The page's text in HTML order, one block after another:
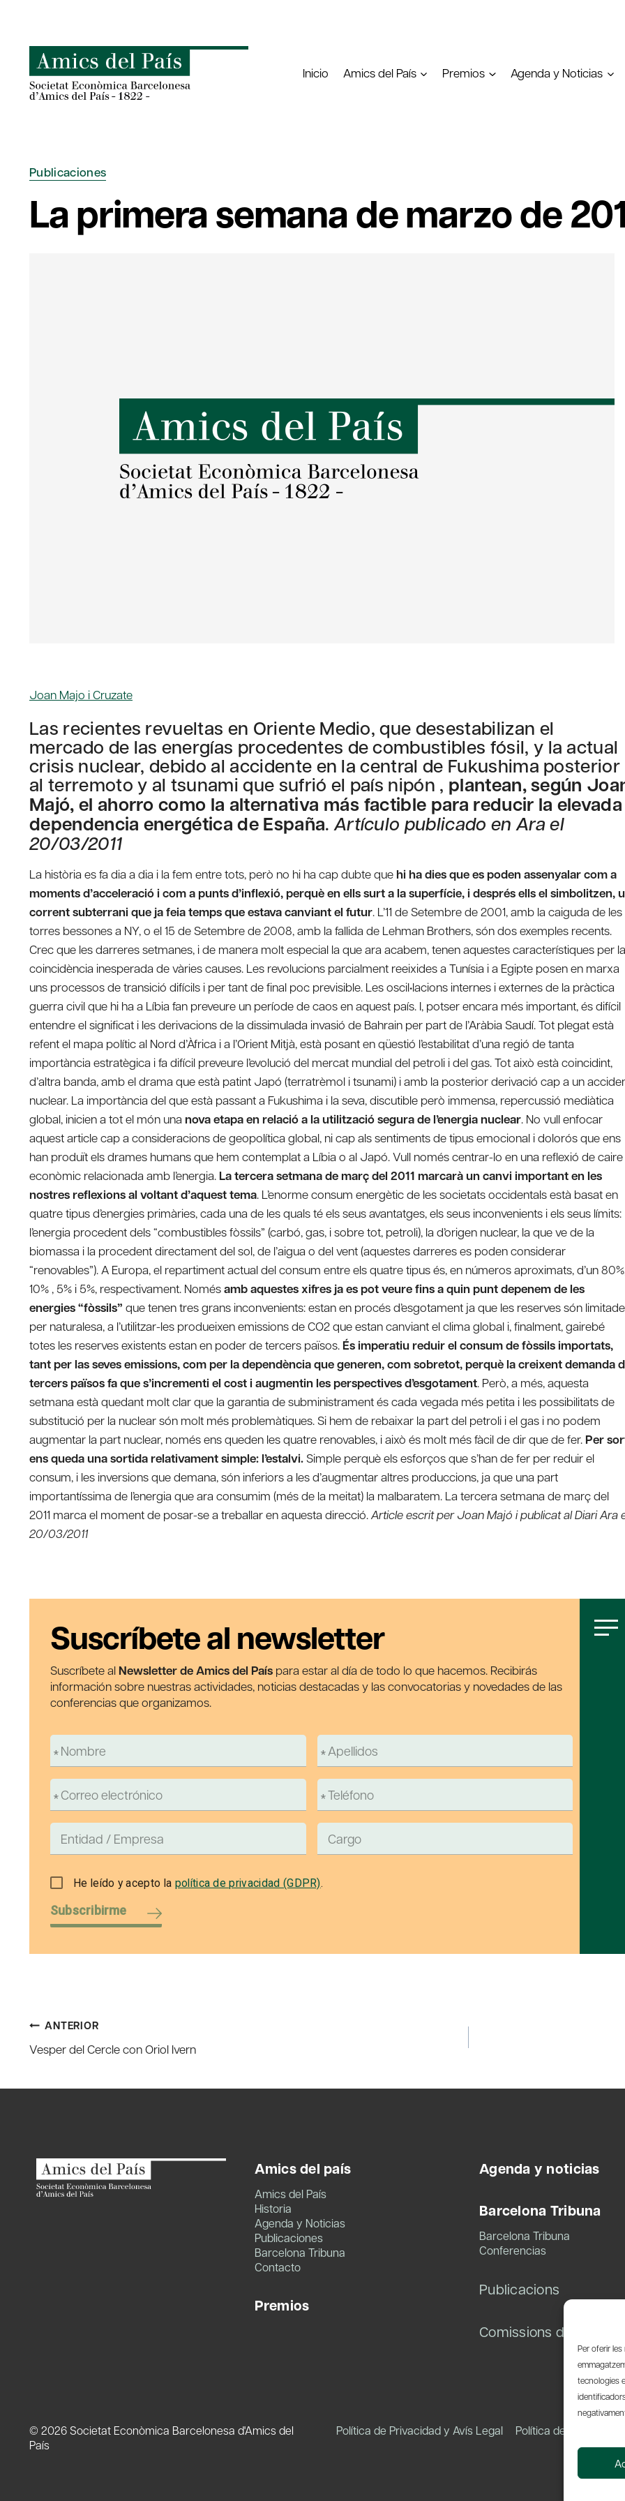
Per oferir
tecnologies
contenido
Inicio
Amics del País Premios Agenda y Noticias
Publicaciones
La primera semana de marzo de
Joan Majo i Cruzate
Las recientes revueltas en Oriente Medio, que desestabilizan el
mercado de las energías procedentes de combustibles fósil, y la actual
crisis nuclear, debido al accidente en la central de Fukushima posterior
al terremoto y al tsunami que sufrió el país nipón , plantean, según
Majó, el ahorro como la alternativa más factible para reducir la elevada
dependencia energética de España.Artículo publicado en Ara el
20/03/2011
La història es fa dia a dia i la fem entre tots, però no hi ha cap dubte que hi ha dies que es poden assenyalar com a
moments d’acceleració i com a punts d’inflexió, perquè en ells surt a la superfície, i després ells el simbolitzen,
corrent subterrani que ja feia temps que estava canviant el futur. L’11 de Setembre de 2001, amb la caiguda de les
torres bessones a NY, o el 15 de Setembre de 2008, amb la fallida de Lehman Brothers, són dos exemples recents.
Crec que les darreres setmanes, i de manera molt especial la que ara acabem, tenen aquestes característiques per la
coincidència inesperada de vàries causes. Les revolucions parcialment reeixides a Tunísia i a Egipte posen en marxa
uns processos de transició difícils i per tant de final poc previsible. Les oscil•lacions internes i externes de la pràctica
guerra civil que hi ha a Líbia fan preveure un període de caos en aquest país. I, potser encara més important, és difícil
entendre el significat i les derivacions de la dissimulada invasió de Bahrain per part de l’Aràbia Saudí. Tot plegat està
refent el mapa polític al Nord d’Àfrica i a l’Orient Mitjà, està posant en qüestió l’estabilitat d’una regió de tanta
importància estratègica i fa difícil preveure l’evolució del mercat mundial del petroli i del gas. Tot això està coincidint,
d’altra banda, amb el drama que està patint Japó (terratrèmol i tsunami) i amb la posterior derivació cap a un
nuclear. La importància del que està passant a Fukushima i la seva, discutible però immensa, repercussió mediàtica
global, inicien a tot el món una nova etapa en relació a la utilització segura de l’energia nuclear. No vull enfocar
aquest article cap a consideracions de geopolítica global, ni cap als sentiments de tipus emocional i dolorós que ens
han produït els drames humans que hem contemplat a Líbia o al Japó. Vull només centrar-lo en una reflexió de caire
econòmic relacionada amb l’energia. La tercera setmana de març del 2011 marcarà un canvi important en les
nostres reflexions al voltant d’aquest tema. L’enorme consum energètic de les societats occidentals està basat en
quatre tipus d’energies primàries, cada una de les quals té els seus avantatges, els seus inconvenients i els seus límits:
l’energia procedent dels “combustibles fòssils” (carbó, gas, i sobre tot, petroli), la d’origen nuclear, la que ve de la
biomassa i la procedent directament del sol, de l’aigua o del vent (aquestes darreres es poden considerar
“renovables”). A Europa, el repartiment actual del consum entre els quatre tipus és, en números aproximats, d’un
10% , 5% i 5%, respectivament. Nomésamb aquestes xifres ja es pot veure fins a quin punt depenem de les
energies “fòssils” que tenen tres grans inconvenients: estan en procés d’esgotament ja que les reserves són
per naturalesa, a l’utilitzar-les produeixen emissions de CO2 que estan canviant el clima global i, finalment, gairebé
totes les reserves existents estan en poder de tercers països. És imperatiu reduir el consum de fòssils importats,
tant per las seves emissions, com per la dependència que generen, com sobretot, perquè la creixent demanda
tercers països fa que s’incrementi el cost i augmentin les perspectives d’esgotament. Però, a més, aquesta
setmana està quedant molt clar que la garantia de subministrament és cada vegada més petita i les possibilitats de
substitució per la nuclear són molt més problemàtiques. Si hem de rebaixar la part del petroli i el gas i no podem
augmentar la part nuclear, només ens queden les quatre renovables, i això és molt més fàcil de dir que de fer. Per
ens queda una sortida relativament simple: l’estalvi.Simple perquè els esforços que s’han de fer per reduir el
consum, i les inversions que demana, són inferiors a les d’augmentar altres produccions, ja que una part
importantíssima de l’energia que ara consumim (més de la meitat) la malbaratem. La tercera setmana de març del
2011 marca el moment de posar-se a treballar en aquesta direcció.Article escrit per Joan Majó i publicat al Diari Ara
20/03/2011
Suscríbete al newsletter
Suscríbete al Newsletter de Amics del País para estar al día de todo lo que hacemos. Recibirás
información sobre nuestras actividades, noticias destacadas y las convocatorias y novedades de las
conferencias que organizamos.
He leído y acepto la política de privacidad (GDPR).
Subscribirme
Navegación
de
entradas
ANTERIOR
Vesper del Cercle con Oriol Ivern
Amics del país
Amics del País
Historia
Agenda y Noticias
Publicaciones
Barcelona Tribuna
Contacto
Premios
Agenda y noticias
Barcelona Tribuna
Barcelona Tribuna
Conferencias
Publicacions
Comissions de treball
© 2026 Societat Econòmica Barcelonesa d'Amics del
País
Política de Privacidad y Avís Legal Política de Cookies